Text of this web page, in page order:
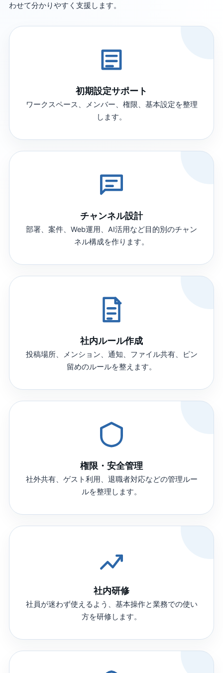
わせて分かりやすく支援します。
初期設定サポート
ワークスペース、メンバー、権限、基本設定を整理
します。
チャンネル設計
部署、案件、Web運用、AI活用など目的別のチャン
ネル構成を作ります。
社内ルール作成
投稿場所、メンション、通知、ファイル共有、ピン
留めのルールを整えます。
権限・安全管理
社外共有、ゲスト利用、退職者対応などの管理ルー
ルを整理します。
社内研修
社員が迷わず使えるよう、基本操作と業務での使い
方を研修します。